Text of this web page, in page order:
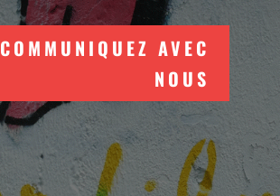
COMMUNIQUEZ AVEC
NOUS